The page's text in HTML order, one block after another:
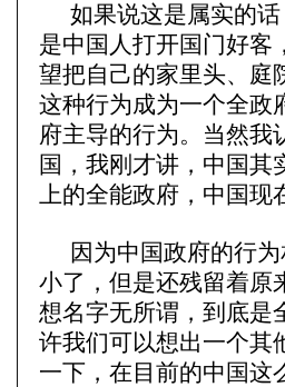
如果说这是属实的
是中国人打开国门好客
望把自己的家里头、庭
这种行为成为一个全政
府主导的行为。当然我
国，我刚才讲，中国其
上的全能政府，中国现
因为中国政府的行
小了，但是还残留着原
想名字无所谓，到底是
许我们可以想出一个其
一下，在目前的中国这